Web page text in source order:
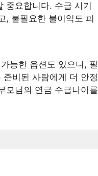
중요합니다. 수급 시기
, 불필요한 불이익도 피
능한 옵션도 있으니, 필
비된 사람에게 더 안정
모님의 연금 수급나이를